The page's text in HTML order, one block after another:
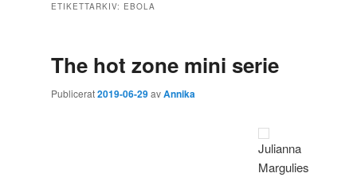
ETIKETTARKIV: EBOLA
The hot zone mini serie
Publicerat2019-06-29avAnnika
Julianna
Margulies